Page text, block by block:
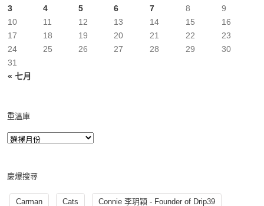
« 七月
3
4 5 6 7 8
9
10
11 12 13 14 15
16
17
18 19 20 21 22
23
24
25 26 27 28 29
30
31
重溫庫
慶爆搜尋
Carman Cats Connie 李玥穎 - Founder of Drip39